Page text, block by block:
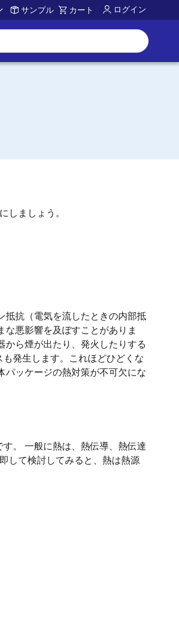
サンプル カート ログイン
しましょう。
抵抗（電気を流したときの内部抵
悪影響を及ぼすことがありま
ら煙が出たり、発火したりする
発生します。これほどひどくな
パッケージの熱対策が不可欠にな
。 一般に熱は、熱伝導、熱伝達
して検討してみると、熱は熱源